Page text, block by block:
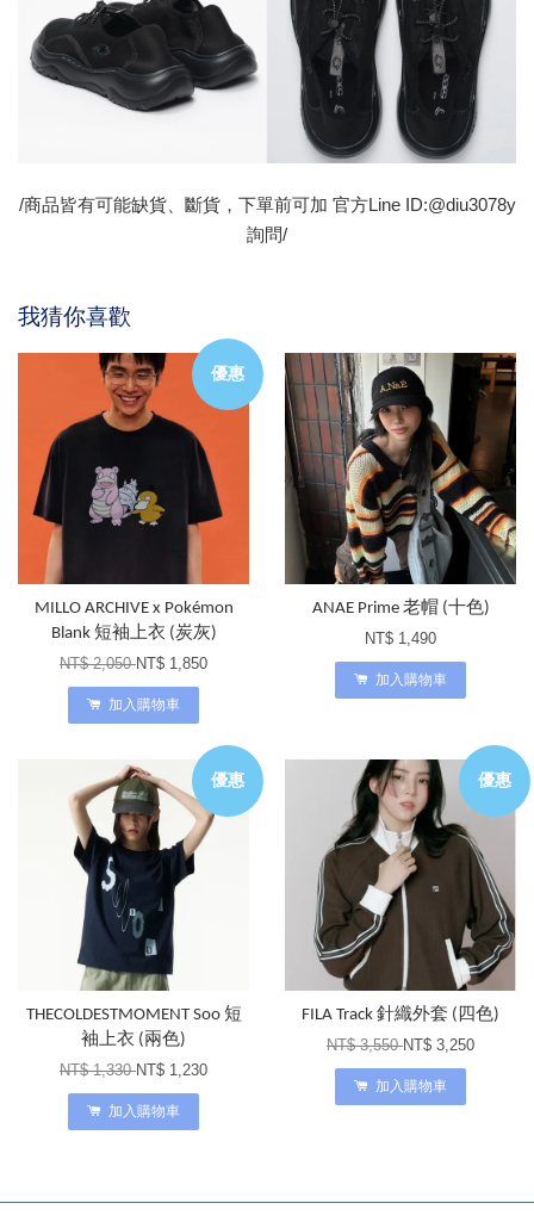
/商品皆有可能缺貨、斷貨，下單前可加 官方Line ID:@diu3078y
詢問/
我猜你喜歡
優惠
MILLO ARCHIVE x Pokémon
Blank 短袖上衣 (炭灰)
NT$ 2,050NT$ 1,850
加入購物車
ANAE Prime 老帽 (十色)
NT$ 1,490
加入購物車
優惠
THECOLDESTMOMENT Soo 短
袖上衣 (兩色)
NT$ 1,330NT$ 1,230
加入購物車
優惠
FILA Track 針織外套 (四色)
NT$ 3,550NT$ 3,250
加入購物車